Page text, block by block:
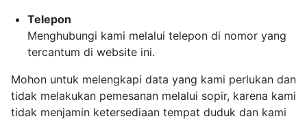
Telepon
Menghubungi kami melalui telepon di nomor yang
tercantum di website ini.
Mohon untuk melengkapi data yang kami perlukan dan
tidak melakukan pemesanan melalui sopir, karena kami
tidak menjamin ketersediaan tempat duduk dan kami